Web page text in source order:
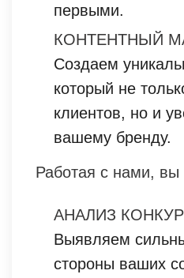
первыми.
КОНТЕНТНЫЙ
Создаем
который не
клиентов, но и
вашему бренду.
Работая с нами, вы
АНАЛИЗ
Выявляем
стороны ваших